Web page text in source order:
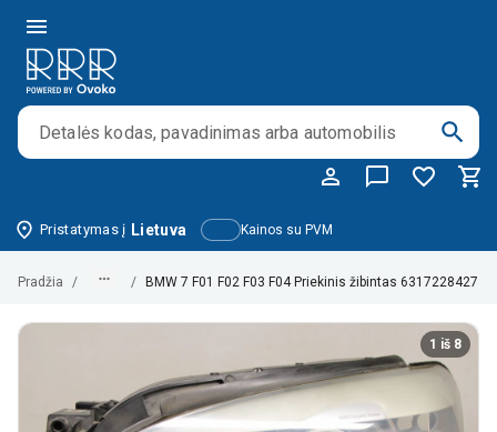
Kainos su PVM
Pristatymas į Lietuva
Pradžia / / BMW 7 F01 F02 F03 F04 Priekinis žibintas 6317228427
1 iš 8